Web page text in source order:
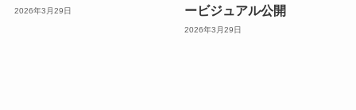
2026年3月29日
ービジュアル公開
2026年3月29日